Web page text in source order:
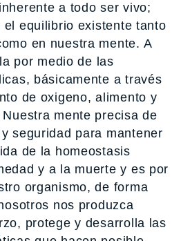
a todo ser vivo;
el equilibrio existente tanto
en nuestra mente. A
por medio de las
básicamente a través
de oxigeno, alimento y
mente precisa de
seguridad para mantener
de la homeostasis
y a la muerte y es por
organismo, de forma
nos produzca
protege y desarrolla las